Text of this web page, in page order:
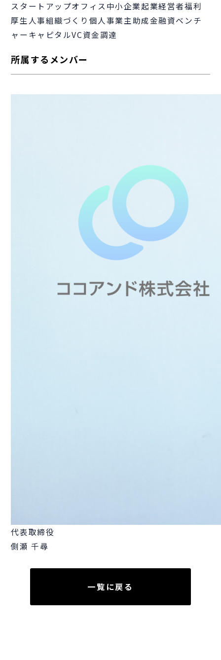
スタートアップオフィス 中小企業起業経営者福利
厚生人事組織づくり 個人事業主助成金融資ベンチ
ャーキャピタルVC資金調達
所属するメンバー
代表取締役
側瀬 千尋
一覧に戻る